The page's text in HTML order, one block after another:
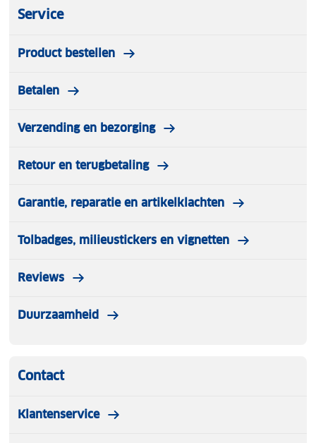
Service
Product bestellen
Betalen
Verzending en bezorging
Retour en terugbetaling
Garantie, reparatie en artikelklachten
Tolbadges, milieustickers en vignetten
Reviews
Duurzaamheid
Contact
Klantenservice